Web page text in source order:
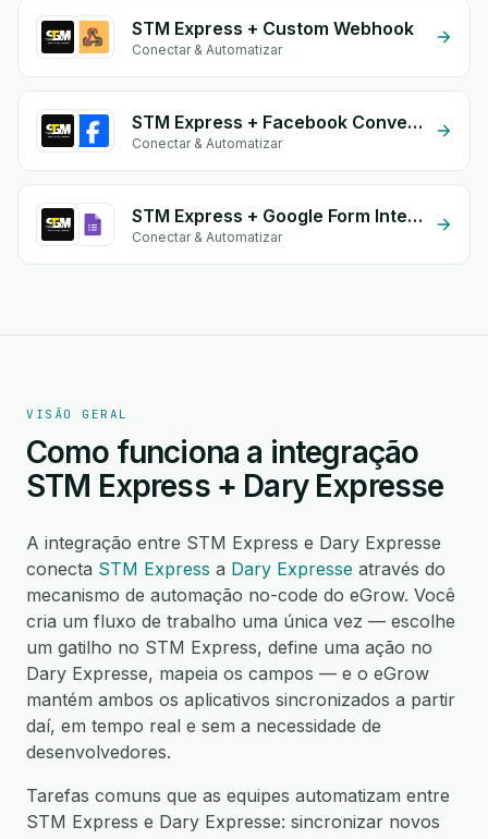
STM Express + Custom Webhook
Conectar & Automatizar
STM Express + Facebook Conversion API (CAPI)
Conectar & Automatizar
STM Express + Google Form Integration
Conectar & Automatizar
VISÃO GERAL
Como funciona a integração
STM Express + Dary Expresse
A integração entre STM Express e Dary Expresse
conecta STM Express a Dary Expresse através do
mecanismo de automação no-code do eGrow. Você
cria um fluxo de trabalho uma única vez — escolhe
um gatilho no STM Express, define uma ação no
Dary Expresse, mapeia os campos — e o eGrow
mantém ambos os aplicativos sincronizados a partir
daí, em tempo real e sem a necessidade de
desenvolvedores.
Tarefas comuns que as equipes automatizam entre
STM Express e Dary Expresse: sincronizar novos